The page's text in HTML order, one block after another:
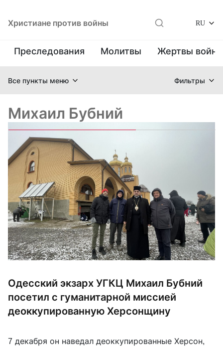
Христиане против войны RU
Преследования Молитвы Жертвы
Все пункты меню Фильтры
Михаил Бубний
Одесский экзарх УГКЦ Михаил Бубний
посетил с гуманитарной миссией
деоккупированную Херсонщину
7 декабря он наведал деоккупированные Херсон,